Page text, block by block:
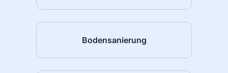
Bodensanierung